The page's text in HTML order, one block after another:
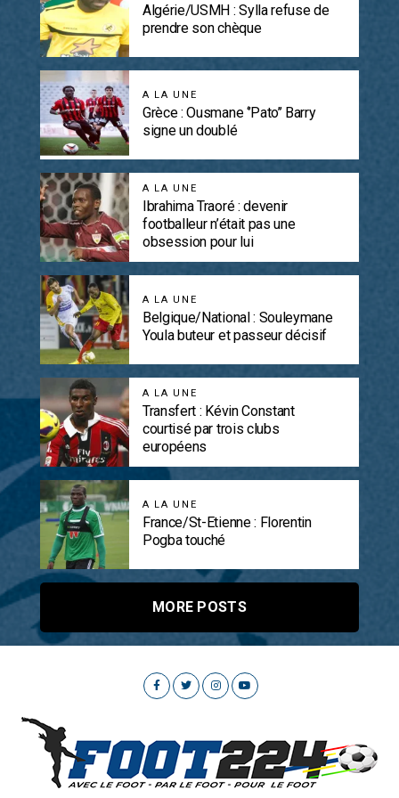
Algérie/USMH : Sylla refuse de
prendre son chèque
A LA UNE
Grèce : Ousmane ‘’Pato’’ Barry
signe un doublé
A LA UNE
Ibrahima Traoré : devenir
footballeur n’était pas une
obsession pour lui
A LA UNE
Belgique/National : Souleymane
Youla buteur et passeur décisif
A LA UNE
Transfert : Kévin Constant
courtisé par trois clubs
européens
A LA UNE
France/St-Etienne : Florentin
Pogba touché
MORE POSTS